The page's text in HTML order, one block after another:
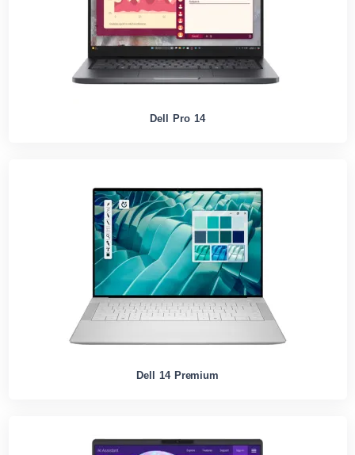
Dell Pro 14
Dell 14 Premium